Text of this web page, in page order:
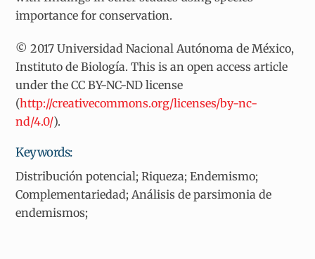
importance for conservation.
© 2017 Universidad Nacional Autónoma de México,
Instituto de Biología. This is an open access article
under the CC BY-NC-ND license
(http://creativecommons.org/licenses/by-nc-
nd/4.0/).
Keywords:
Distribución potencial; Riqueza; Endemismo;
Complementariedad; Análisis de parsimonia de
endemismos;